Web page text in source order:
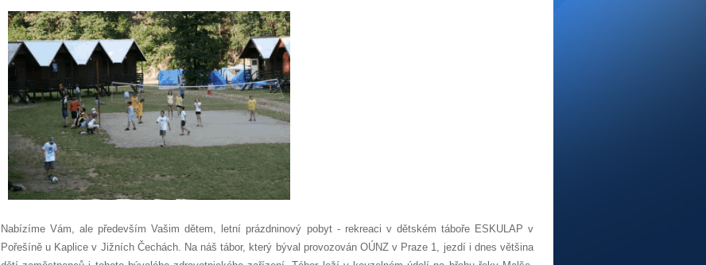
Nabízíme Vám, ale především Vašim dětem, letní prázdninový pobyt - rekreaci v dětském táboře ESKULAP v
Pořešíně u Kaplice v Jižních Čechách. Na náš tábor, který býval provozován OÚNZ v Praze 1, jezdí i dnes většina